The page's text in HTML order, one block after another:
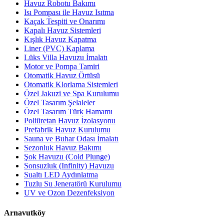
Havuz Robotu Bakımı
Isı Pompası ile Havuz Isıtma
Kaçak Tespiti ve Onarımı
Kapalı Havuz Sistemleri
Kışlık Havuz Kapatma
Liner (PVC) Kaplama
Lüks Villa Havuzu İmalatı
Motor ve Pompa Tamiri
Otomatik Havuz Örtüsü
Otomatik Klorlama Sistemleri
Özel Jakuzi ve Spa Kurulumu
Özel Tasarım Şelaleler
Özel Tasarım Türk Hamamı
Poliüretan Havuz İzolasyonu
Prefabrik Havuz Kurulumu
Sauna ve Buhar Odası İmalatı
Sezonluk Havuz Bakımı
Şok Havuzu (Cold Plunge)
Sonsuzluk (Infinity) Havuzu
Sualtı LED Aydınlatma
Tuzlu Su Jeneratörü Kurulumu
UV ve Ozon Dezenfeksiyon
Arnavutköy